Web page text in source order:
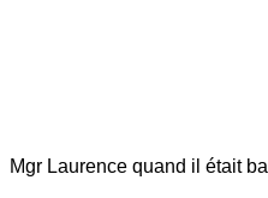
Loubajac,
Mgr Laurence quand il était